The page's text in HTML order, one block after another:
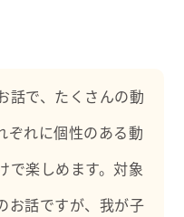
話で、たくさんの動
ぞれに個性のある動
で楽しめます。対象
お話ですが、我が子